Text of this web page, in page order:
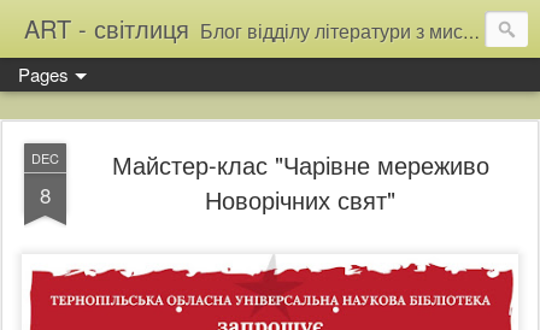
ART - світлиця Блог відділу літератури з мистецтва Тернопільської обласної універсальної наукової бібліотеки
Pages
DEC
8
Майстер-клас "Чарівне мереживо
Новорічних свят"